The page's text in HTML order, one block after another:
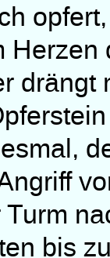
Herzen
drängt
bis